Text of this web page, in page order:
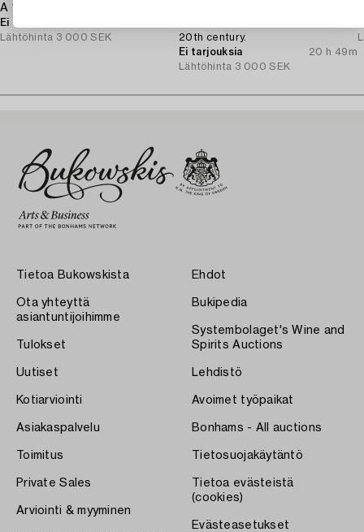
A 1950's bookcase.
Ei tarjouksia
Lähtöhinta 3 000 SEK
20th century.
Ei tarjouksia
20 h 49m
Lähtöhinta 3 000 SEK
Tietoa Bukowskista
Ota yhteyttä
asiantuntijoihimme
Tulokset
Uutiset
Kotiarviointi
Asiakaspalvelu
Toimitus
Private Sales
Arviointi & myyminen
Ehdot
Bukipedia
Systembolaget's Wine and
Spirits Auctions
Lehdistö
Avoimet työpaikat
Bonhams - All auctions
Tietosuojakäytäntö
Tietoa evästeistä
(cookies)
Evästeasetukset